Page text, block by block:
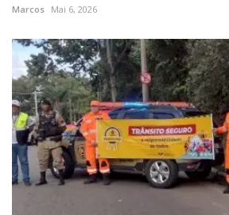
Marcos Mai 6, 2026